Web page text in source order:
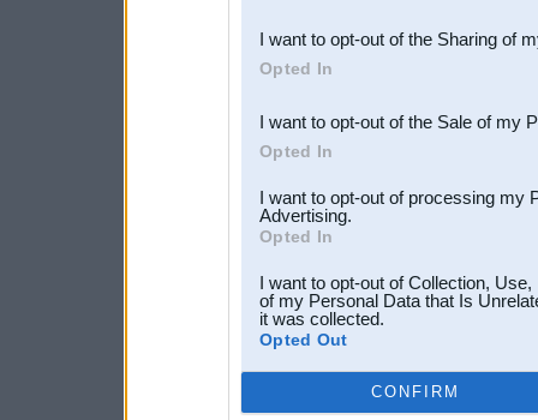
Downstream Participants
third parties.
I want to opt-out of the Sharing of
Opted In
I want to opt-out of the Sale of my
Opted In
I want to opt-out of processing my
Advertising.
Opted In
I want to opt-out of Collection,
of my Personal Data that Is
it was collected.
Opted Out
CONFIRM